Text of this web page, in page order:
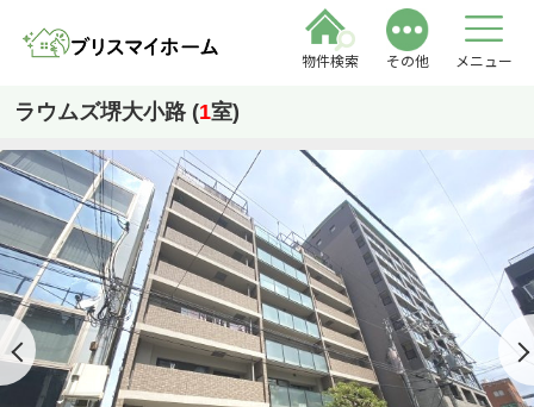
物件検索 その他 メニュー
ラウムズ堺大小路 (1室)